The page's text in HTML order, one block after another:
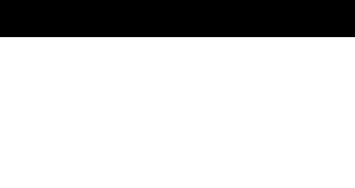
Fahrzeugzubehör